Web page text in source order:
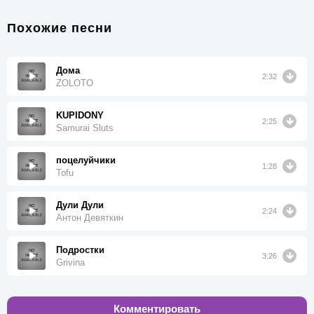
Похожие песни
Дома
ZOLOTO
2:32
KUPIDONY
Samurai Sluts
2:25
поцелуйчики
Tofu
1:28
Дули Дули
Антон Девяткин
2:24
Подростки
Grivina
3:26
Комментировать